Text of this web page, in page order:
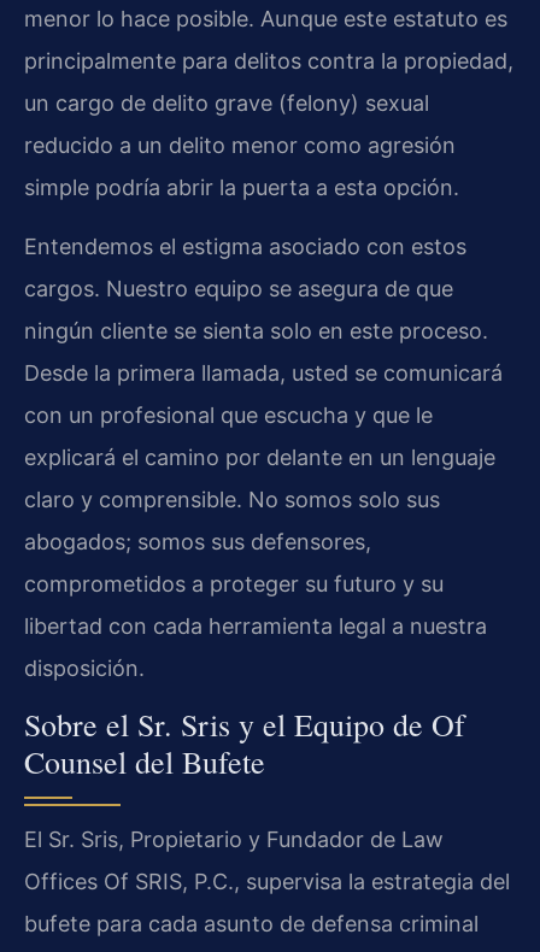
menor lo hace posible. Aunque este estatuto es
principalmente para delitos contra la propiedad,
un cargo de delito grave (felony) sexual
reducido a un delito menor como agresión
simple podría abrir la puerta a esta opción.
Entendemos el estigma asociado con estos
cargos. Nuestro equipo se asegura de que
ningún cliente se sienta solo en este proceso.
Desde la primera llamada, usted se comunicará
con un profesional que escucha y que le
explicará el camino por delante en un lenguaje
claro y comprensible. No somos solo sus
abogados; somos sus defensores,
comprometidos a proteger su futuro y su
libertad con cada herramienta legal a nuestra
disposición.
Sobre el Sr. Sris y el Equipo de Of
Counsel del Bufete
El Sr. Sris, Propietario y Fundador de Law
Offices Of SRIS, P.C., supervisa la estrategia del
bufete para cada asunto de defensa criminal